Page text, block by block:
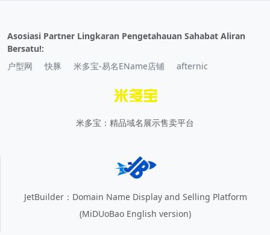
Asosiasi Partner Lingkaran Pengetahauan Sahabat Aliran
Bersatu!:
户型网
快豚 米多宝-易名EName店铺 afternic
米多宝：精品域名展示售卖平台
JetBuilder：Domain Name Display and Selling Platform
(MiDUoBao English version)